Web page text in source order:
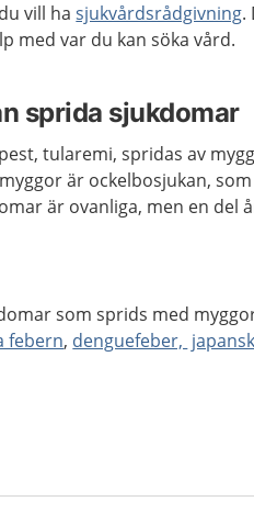
vill hasjukvårdsrådgivning.
med var du kan söka vård.
sprida sjukdomar
tularemi, spridas av
är ockelbosjukan, som
är ovanliga, men en del
som sprids med
febern, denguefeber, japansk